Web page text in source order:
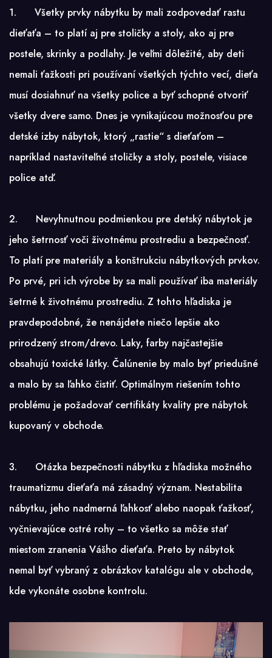
1. Všetky prvky nábytku by mali zodpovedať rastu
dieťaťa – to platí aj pre stoličky a stoly, ako aj pre
postele, skrinky a podlahy. Je veľmi dôležité, aby deti
nemali ťažkosti pri používaní všetkých týchto vecí, dieťa
musí dosiahnuť na všetky police a byť schopné otvoriť
všetky dvere samo. Dnes je vynikajúcou možnosťou pre
detské izby nábytok, ktorý „rastie“ s dieťaťom –
napríklad nastaviteľné stoličky a stoly, postele, visiace
police atď.
2. Nevyhnutnou podmienkou pre detský nábytok je
jeho šetrnosť voči životnému prostrediu a bezpečnosť.
To platí pre materiály a konštrukciu nábytkových prvkov.
Po prvé, pri ich výrobe by sa mali používať iba materiály
šetrné k životnému prostrediu. Z tohto hľadiska je
pravdepodobné, že nenájdete niečo lepšie ako
prirodzený strom/drevo. Laky, farby najčastejšie
obsahujú toxické látky. Čalúnenie by malo byť priedušné
a malo by sa ľahko čistiť. Optimálnym riešením tohto
problému je požadovať certifikáty kvality pre nábytok
kupovaný v obchode.
3. Otázka bezpečnosti nábytku z hľadiska možného
traumatizmu dieťaťa má zásadný význam. Nestabilita
nábytku, jeho nadmerná ľahkosť alebo naopak ťažkosť,
vyčnievajúce ostré rohy – to všetko sa môže stať
miestom zranenia Vášho dieťaťa. Preto by nábytok
nemal byť vybraný z obrázkov katalógu ale v obchode,
kde vykonáte osobne kontrolu.